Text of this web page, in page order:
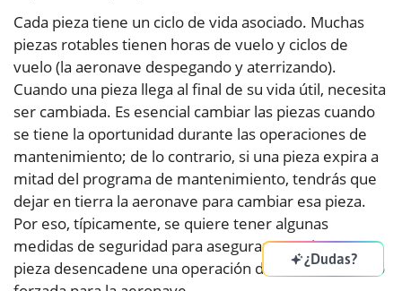
Cada pieza tiene un ciclo de vida asociado. Muchas
piezas rotables tienen horas de vuelo y ciclos de
vuelo (la aeronave despegando y aterrizando).
Cuando una pieza llega al final de su vida útil, necesita
ser cambiada. Es esencial cambiar las piezas cuando
se tiene la oportunidad durante las operaciones de
mantenimiento; de lo contrario, si una pieza expira a
mitad del programa de mantenimiento, tendrás que
dejar en tierra la aeronave para cambiar esa pieza.
Por eso, típicamente, se quiere tener algunas
medidas de seguridad para asegurar que ninguna
pieza desencadene una operación de mantenimiento
¿Dudas?